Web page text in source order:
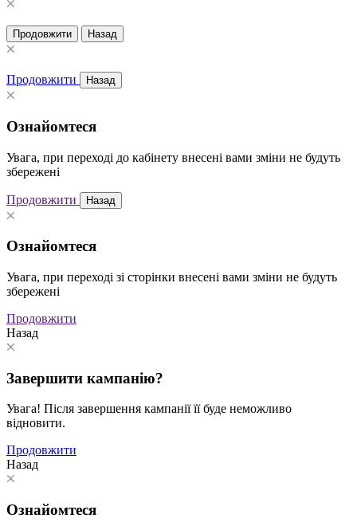
Продовжити Назад
Продовжити Назад
Ознайомтеся
Увага, при переході до кабінету внесені вами зміни не будуть
збережені
Продовжити Назад
Ознайомтеся
Увага, при переході зі сторінки внесені вами зміни не будуть
збережені
Продовжити
Назад
Завершити кампанію?
Увага! Після завершення кампанії її буде неможливо
відновити.
Продовжити
Назад
Ознайомтеся